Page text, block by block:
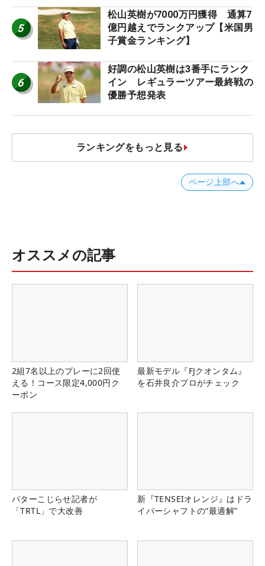
5
松山英樹が7000万円獲得 通算7
億円越えでランクアップ【米国男
子賞金ランキング】
6
好調の松山英樹は3番手にランク
イン レギュラーツアー最終戦の
優勝予想発表
ランキングをもっと見る
ページ上部へ
オススメの記事
2組7名以上のプレーに2回使
える！コース限定4,000円ク
ーポン
最新モデル『FJクオンタム』
を石井良介プロがチェック
パターこじらせ記者が
「TRTL」で大改善
新『TENSEIオレンジ』はドラ
イバーシャフトの“最適解”